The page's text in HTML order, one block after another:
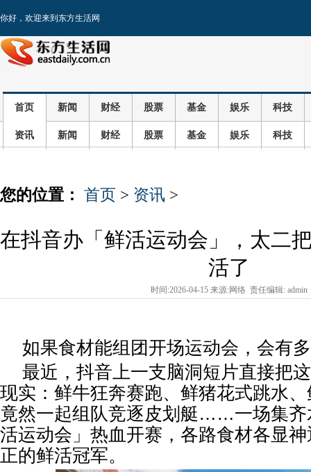
你好，欢迎来到东方生活网
首页 新闻 财经 股票 基金 娱乐 科技
资讯 新闻 财经 股票 基金 娱乐 科技
您的位置： 首页 > 资讯 >
在抖音办「鲜活运动会」，太二
活了
时间:2026-04-15 来源:网络 责任编辑: admin
如果食材能组团开场运动会，会有
最近，抖音上一支脑洞短片直接把
现实：鲜牛狂奔赛跑、鲜猪花式跳水
竟然一起组队竞逐皮划艇……一场集齐
活运动会」热血开赛，各路食材各显
正的鲜活冠军。